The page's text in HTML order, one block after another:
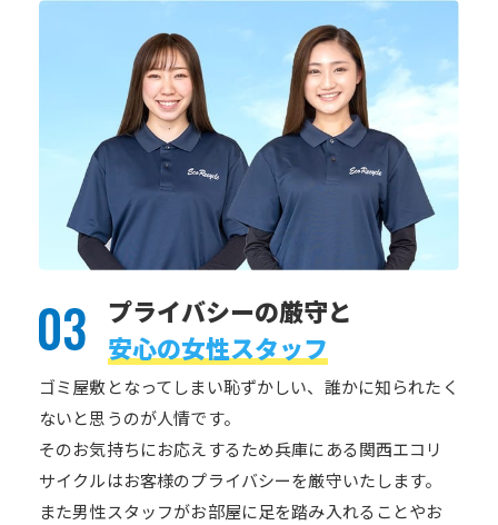
プライバシーの厳守と
安心の女性スタッフ
ゴミ屋敷となってしまい恥ずかしい、誰かに知られたく
ないと思うのが人情です。
そのお気持ちにお応えするため兵庫にある関西エコリ
サイクルはお客様のプライバシーを厳守いたします。
また男性スタッフがお部屋に足を踏み入れることやお